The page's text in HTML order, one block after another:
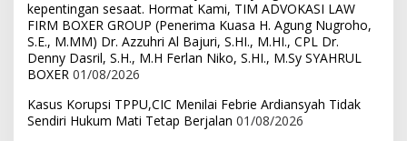
kepentingan sesaat. Hormat Kami, TIM ADVOKASI LAW
FIRM BOXER GROUP (Penerima Kuasa H. Agung Nugroho,
S.E., M.MM) Dr. Azzuhri Al Bajuri, S.HI., M.HI., CPL Dr.
Denny Dasril, S.H., M.H Ferlan Niko, S.HI., M.Sy SYAHRUL
BOXER 01/08/2026
Kasus Korupsi TPPU,CIC Menilai Febrie Ardiansyah Tidak
Sendiri Hukum Mati Tetap Berjalan 01/08/2026